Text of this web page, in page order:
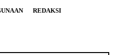
REDAKSI